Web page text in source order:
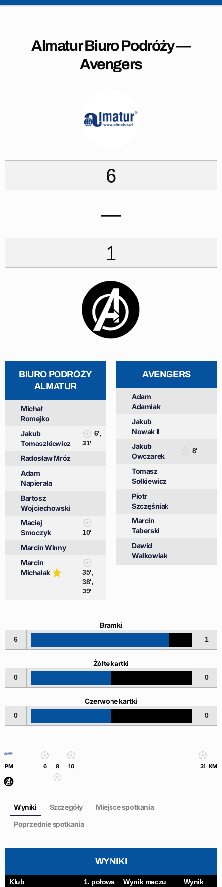
Almatur Biuro Podróży —
Avengers
6
—
1
BIURO PODRÓŻY
ALMATUR
Michał
Romejko
Jakub
Tomaszkiewicz
6',
31'
Radosław Mróz
Adam
Napierała
Bartosz
Wojciechowski
Maciej
Smoczyk
10'
Marcin Winny
Marcin
Michalak
35',
38',
39'
AVENGERS
Adam
Adamiak
Jakub
Nowak II
Jakub
Owczarek
8'
Tomasz
Sołkiewicz
Piotr
Szczęśniak
Marcin
Taberski
Dawid
Walkowiak
Bramki
6 1
Żółte kartki
0 0
Czerwone kartki
0 0
PM 6 8 10 31 KM
Wyniki Szczegóły Miejsce spotkania
Poprzednie spotkania
WYNIKI
Klub 1. połowa Wynik meczu Wynik